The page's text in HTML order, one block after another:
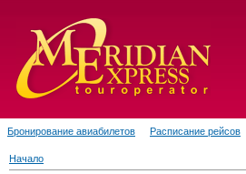
Бронирование авиабилетов Расписание рейсов
Начало